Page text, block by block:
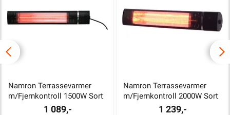
Namron Terrassevarmer
m/Fjernkontroll 1500W Sort
1 089,-
Namron Terrassevarmer
m/Fjernkontroll 2000W Sort
1 239,-